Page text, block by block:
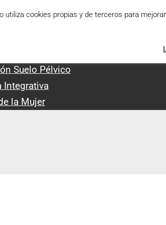
Suelo Pélvico
Integrativa
la Mujer
utiliza cookies propias y de terceros para